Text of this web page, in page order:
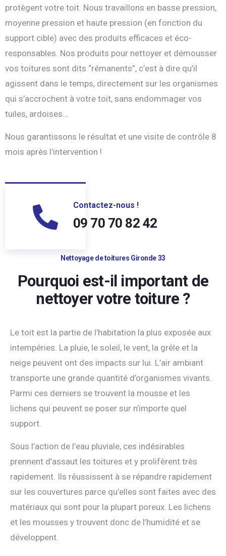
protègent votre toit. Nous travaillons en basse pression,
moyenne pression et haute pression (en fonction du
support cible) avec des produits efficaces et éco-
responsables. Nos produits pour nettoyer et démousser
vos toitures sont dits “rémanents”, c’est à dire qu’il
agissent dans le temps, directement sur les organismes
qui s’accrochent à votre toit, sans endommager vos
tuiles, ardoises…
Nous garantissons le résultat et une visite de contrôle 8
mois après l’intervention !
Contactez-nous !
09 70 70 82 42
Nettoyage de toitures Gironde 33
Pourquoi est-il important de
nettoyer votre toiture ?
Le toit est la partie de l’habitation la plus exposée aux
intempéries. La pluie, le soleil, le vent, la grêle et la
neige peuvent ont des impacts sur lui. L’air ambiant
transporte une grande quantité d’organismes vivants.
Parmi ces derniers se trouvent la mousse et les
lichens qui peuvent se poser sur n’importe quel
support.
Sous l’action de l’eau pluviale, ces indésirables
prennent d’assaut les toitures et y prolifèrent très
rapidement. Ils réussissent à se répandre rapidement
sur les couvertures parce qu’elles sont faites avec des
matériaux qui sont pour la plupart poreux. Les lichens
et les mousses y trouvent donc de l’humidité et se
développent.